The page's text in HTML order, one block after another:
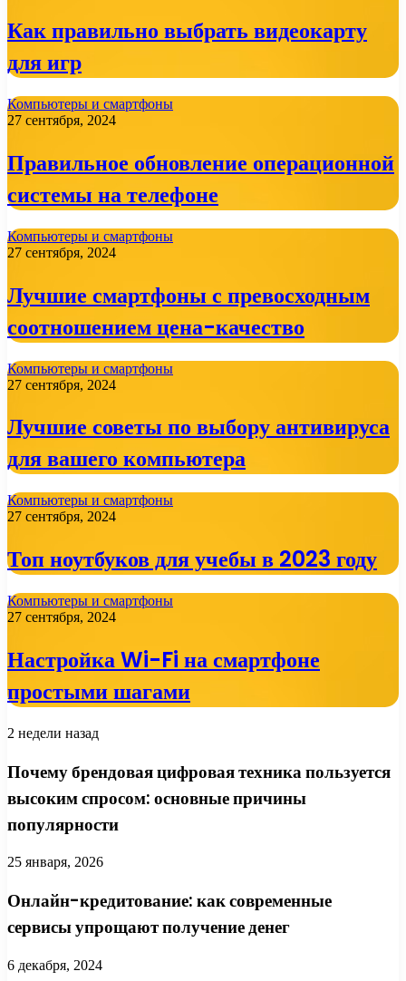
Как правильно выбрать видеокарту
для игр
Компьютеры и смартфоны
27 сентября, 2024
Правильное обновление операционной
системы на телефоне
Компьютеры и смартфоны
27 сентября, 2024
Лучшие смартфоны с превосходным
соотношением цена-качество
Компьютеры и смартфоны
27 сентября, 2024
Лучшие советы по выбору антивируса
для вашего компьютера
Компьютеры и смартфоны
27 сентября, 2024
Топ ноутбуков для учебы в 2023 году
Компьютеры и смартфоны
27 сентября, 2024
Настройка Wi-Fi на смартфоне
простыми шагами
2 недели назад
Почему брендовая цифровая техника пользуется
высоким спросом: основные причины
популярности
25 января, 2026
Онлайн-кредитование: как современные
сервисы упрощают получение денег
6 декабря, 2024